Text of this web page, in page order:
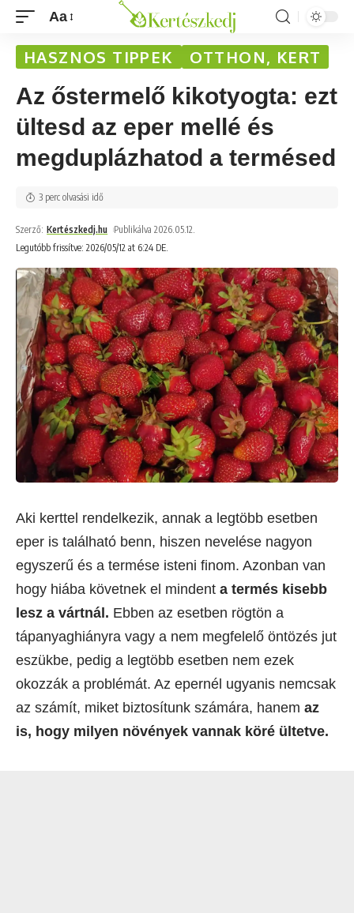
Aa
HASZNOS TIPPEK OTTHON, KERT
Az őstermelő kikotyogta: ezt
ültesd az eper mellé és
megduplázhatod a termésed
Legutóbb frissítve: 2026/05/12 at 6:24 DE.
Szerző: Kertészkedj.hu Publikálva 2026.05.12.
3 perc olvasási idő
Aki kerttel rendelkezik, annak a legtöbb esetben
eper is található benn, hiszen nevelése nagyon
egyszerű és a termése isteni finom. Azonban van
hogy hiába követnek el mindent a termés kisebb
lesz a vártnál. Ebben az esetben rögtön a
tápanyaghiányra vagy a nem megfelelő öntözés jut
eszükbe, pedig a legtöbb esetben nem ezek
okozzák a problémát. Az epernél ugyanis nemcsak
az számít, miket biztosítunk számára, hanem az
is, hogy milyen növények vannak köré ültetve.